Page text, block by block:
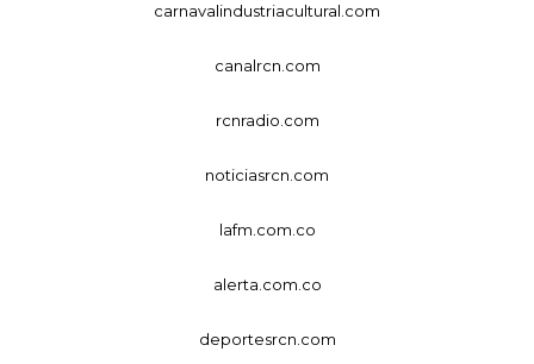
carnavalindustriacultural.com
canalrcn.com
rcnradio.com
noticiasrcn.com
lafm.com.co
alerta.com.co
deportesrcn.com